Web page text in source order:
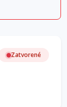
Zatvorené